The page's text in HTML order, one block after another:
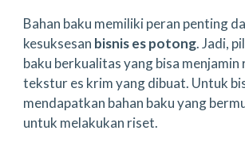
Bahan baku memiliki peran penting
kesuksesan bisnis es potong. Jadi,
baku berkualitas yang bisa menjamin
tekstur es krim yang dibuat. Untuk
mendapatkan bahan baku yang
untuk melakukan riset.